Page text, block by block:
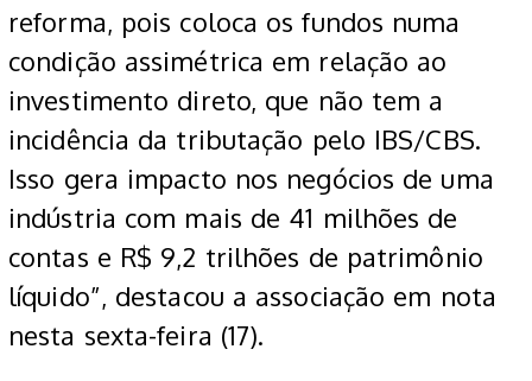
reforma, pois coloca os fundos numa
condição assimétrica em relação ao
investimento direto, que não tem a
incidência da tributação pelo IBS/CBS.
Isso gera impacto nos negócios de uma
indústria com mais de 41 milhões de
contas e R$ 9,2 trilhões de patrimônio
líquido”, destacou a associação em nota
nesta sexta-feira (17).